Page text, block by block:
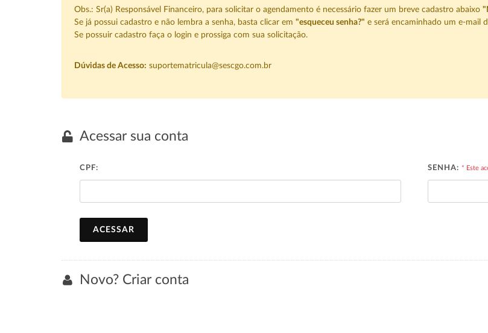
Obs.: Sr(a) Responsável Financeiro, para solicitar o agendamento é necessário fazer um breve cadastro abaixo
Se já possui cadastro e não lembra a senha, basta clicar em "esqueceu senha?" e será encaminhado um e-mail
Se possuir cadastro faça o login e prossiga com sua solicitação.
Dúvidas de Acesso: suportematricula@sescgo.com.br
Acessar sua conta
CPF: SENHA: * Este
ACESSAR
Novo? Criar conta